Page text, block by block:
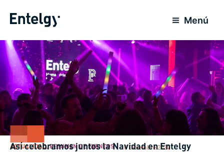
Menú
ACTUALIDAD,RESUMEN DE EVENTOS 10 Diciembre 2024
Así celebramos juntos la Navidad en Entelgy